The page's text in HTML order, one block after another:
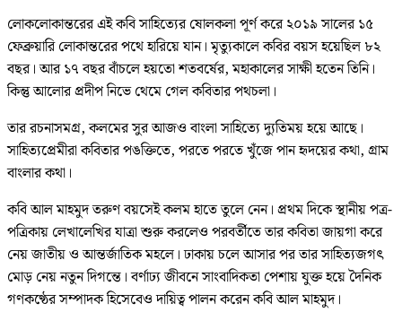
লোকলোকান্তরের এই কবি সাহিত্যের ষোলকলা পূর্ণ করে ২০১৯ সালের ১৫
ফেব্রুয়ারি লোকান্তরের পথে হারিয়ে যান। মৃত্যুকালে কবির বয়স হয়েছিল ৮২
বছর। আর ১৭ বছর বাঁচলে হয়তো শতবর্ষের, মহাকালের সাক্ষী হতেন তিনি।
কিন্তু আলোর প্রদীপ নিভে থেমে গেল কবিতার পথচলা।
তার রচনাসমগ্র, কলমের সুর আজও বাংলা সাহিত্যে দ্যুতিময় হয়ে আছে।
সাহিত্যপ্রেমীরা কবিতার পঙক্তিতে, পরতে পরতে খুঁজে পান হৃদয়ের কথা, গ্রাম
বাংলার কথা।
কবি আল মাহমুদ তরুণ বয়সেই কলম হাতে তুলে নেন। প্রথম দিকে স্থানীয় পত্র-
পত্রিকায় লেখালেখির যাত্রা শুরু করলেও পরবর্তীতে তার কবিতা জায়গা করে
নেয় জাতীয় ও আন্তর্জাতিক মহলে। ঢাকায় চলে আসার পর তার সাহিত্যজগৎ
মোড় নেয় নতুন দিগন্তে। বর্ণাঢ্য জীবনে সাংবাদিকতা পেশায় যুক্ত হয়ে দৈনিক
গণকণ্ঠের সম্পাদক হিসেবেও দায়িত্ব পালন করেন কবি আল মাহমুদ।